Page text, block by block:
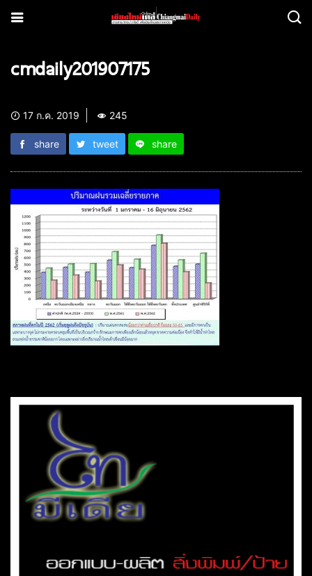
cmdaily201907175
17 ก.ค. 2019 245
share tweet share